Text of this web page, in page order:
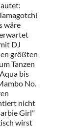
wäre
DJ
größten
Tanzen
bis
No.
nicht
Girl"
wirst